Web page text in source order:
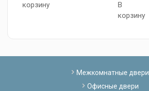
корзину
В
корзину
Межкомнатные двери
Офисные двери